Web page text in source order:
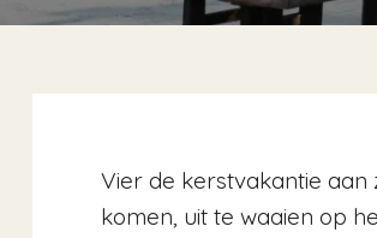
Vier de kerstvakantie aan
komen, uit te waaien op